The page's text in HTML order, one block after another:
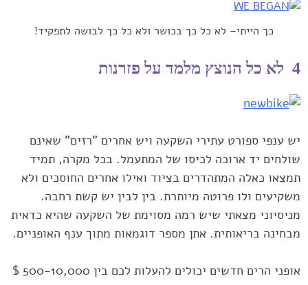
כך הייתי– לא כל כך בכושר ולא כל כך לבושה לתפקיד!
4 לא כל הנוצץ מלמד על פזרנות
יש ענפי ספורט עתירי השקעה ויש ‏אחרים "רזים" שאינם
שולחים יד ארוכה לכיסו של המתעמל. בכל מקרה, ‏תמיד
תמצאו כאלה המתהדרים בציוד ואילו אחרים החוסכים ולא
משקיעים ‏ולו פרוטה מיותרת. בין לבין יש קשת רחבה.
מניסיוני מצאתי שיש רמה ‏מסוימת של השקעה שהיא כדאית
מבחינה בריאותית. אתן מספר דוגמאות ‏מתוך ענף האופניים.‏
אופני הרים חדשים יכולים להעלות לכם בין 500-10,000 $